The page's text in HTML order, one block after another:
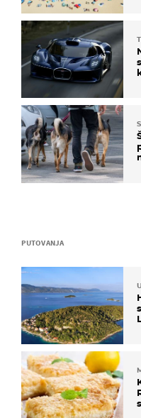
PUTOVANJA